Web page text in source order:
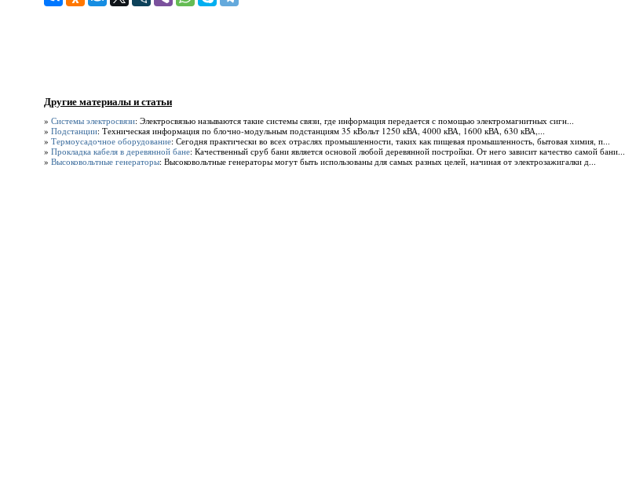
Другие материалы и статьи
» Системы электросвязи: Электросвязью называются такие системы связи, где информация передается с помощью электромагнитных сигн...
» Подстанции: Техническая информация по блочно-модульным подстанциям 35 кВольт 1250 кВА, 4000 кВА, 1600 кВА, 630 кВА,...
» Термоусадочное оборудование: Сегодня практически во всех отраслях промышленности, таких как пищевая промышленность, бытовая химия, п...
» Прокладка кабеля в деревянной бане: Качественный сруб бани является основой любой деревянной постройки. От него зависит качество самой бани...
» Высоковольтные генераторы: Высоковольтные генераторы могут быть использованы для самых разных целей, начиная от электрозажигалки д...